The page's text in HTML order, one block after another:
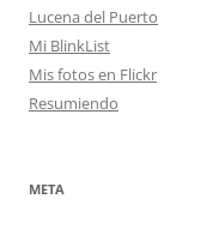
Lucena del Puerto
Mi BlinkList
Mis fotos en Flickr
Resumiendo
META